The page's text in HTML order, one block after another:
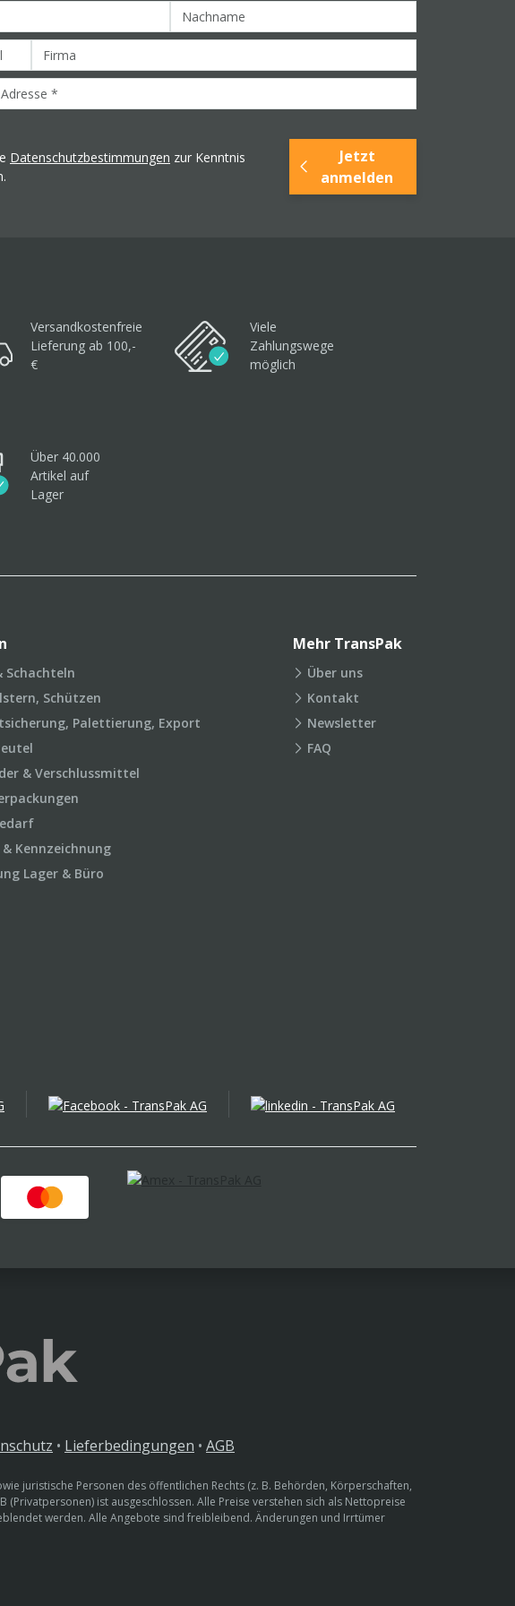
Datenschutzbestimmungen zur Kenntnis
Jetzt
anmelden
Versandkostenfreie
Lieferung ab 100,-
€
Viele
Zahlungswege
möglich
Über 40.000
Artikel auf
Lager
Schachteln
Schützen
Palettierung, Export
& Verschlussmittel
Kennzeichnung
Lager & Büro
Mehr TransPak
Über uns
Kontakt
Newsletter
FAQ
• Lieferbedingungen • AGB
juristische Personen des öffentlichen Rechts (z. B. Behörden, Körperschaften,
(Privatpersonen) ist ausgeschlossen. Alle Preise verstehen sich als Nettopreise
werden. Alle Angebote sind freibleibend. Änderungen und Irrtümer